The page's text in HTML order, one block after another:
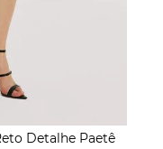
Detalhe Paetê